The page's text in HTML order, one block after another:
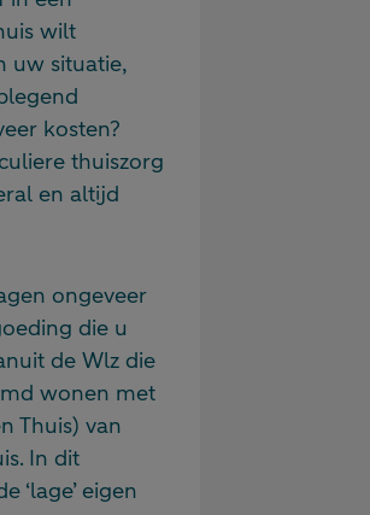
wilt
uw situatie,
kosten?
thuiszorg
en altijd
ongeveer
die u
de Wlz die
wonen met
Thuis) van
In dit
eigen